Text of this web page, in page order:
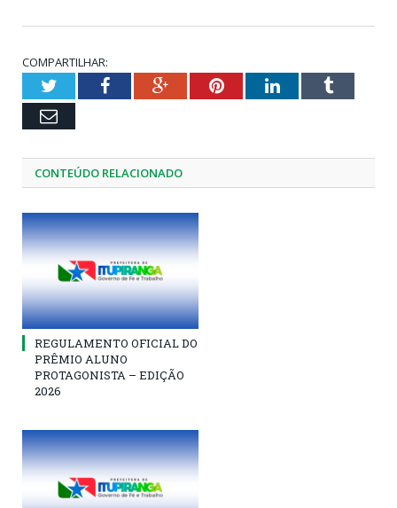
COMPARTILHAR:
TwitterFacebookGoogle+PinterestLinkedInTumblr
Email
CONTEÚDO RELACIONADO
REGULAMENTO OFICIAL DO
PRÊMIO ALUNO
PROTAGONISTA – EDIÇÃO
2026